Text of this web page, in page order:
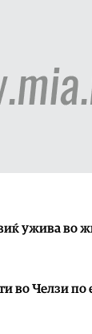
ужива во
во Челзи по